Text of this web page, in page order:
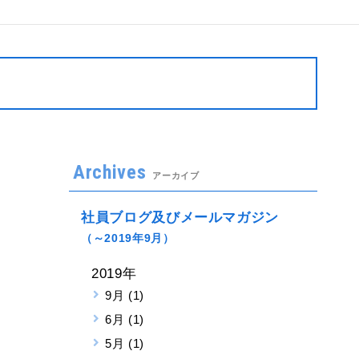
Archives アーカイブ
社員ブログ及びメールマガジン
（～2019年9月）
2019年
9月 (1)
6月 (1)
5月 (1)